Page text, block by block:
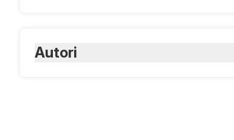
ISBN Digitale:
Autori